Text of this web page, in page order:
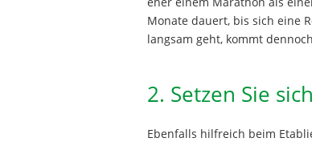
Monate dauert, bis sich eine
langsam geht, kommt
2. Setzen Sie
Ebenfalls hilfreich beim